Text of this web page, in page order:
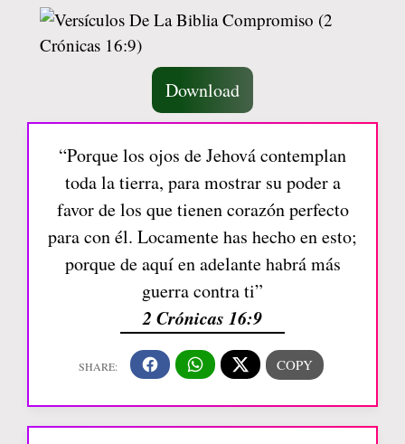
Download
“Porque los ojos de Jehová contemplan
toda la tierra, para mostrar su poder a
favor de los que tienen corazón perfecto
para con él. Locamente has hecho en esto;
porque de aquí en adelante habrá más
guerra contra ti”
2 Crónicas 16:9